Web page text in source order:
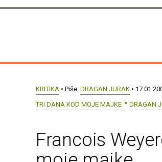
KRITIKA • Piše: DRAGAN JURAK •
TRI DANA KOD MOJE MAJKE
DRAGAN
Francois